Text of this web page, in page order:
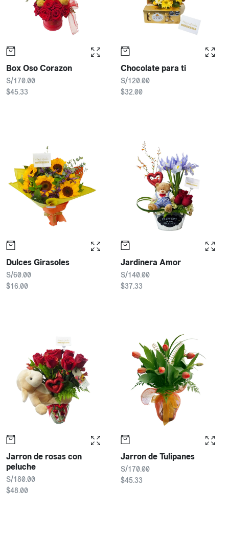
Box Oso Corazon
S/170.00
$45.33
Chocolate para ti
S/120.00
$32.00
Dulces Girasoles
S/60.00
$16.00
Jardinera Amor
S/140.00
$37.33
Jarron de rosas con
peluche
S/180.00
$48.00
Jarron de Tulipanes
S/170.00
$45.33